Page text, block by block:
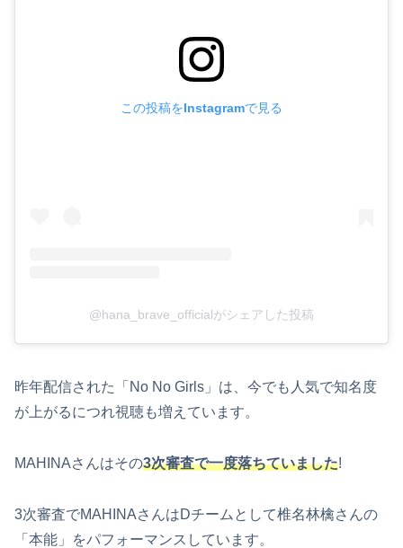
この投稿をInstagramで見る
@hana_brave_officialがシェアした投稿
昨年配信された「No No Girls」は、今でも人気で知名度
が上がるにつれ視聴も増えています。
MAHINAさんはその3次審査で一度落ちていました!
3次審査でMAHINAさんはDチームとして椎名林檎さんの
「本能」をパフォーマンスしています。